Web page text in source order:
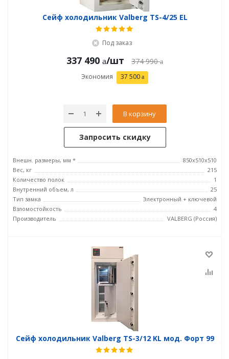
Сейф холодильник Valberg TS-4/25 EL
Под заказ
337 490 /шт 374 990
Экономия 37 500
В корзину
Запросить скидку
Внешн. размеры, мм *
850x510x510
Вес, кг
215
Количество полок
1
Внутренний объем, л
25
Тип замка
Электронный + ключевой
Взломостойкость
4
Производитель
VALBERG (Россия)
Сейф холодильник Valberg TS-3/12 KL мод. Форт 99